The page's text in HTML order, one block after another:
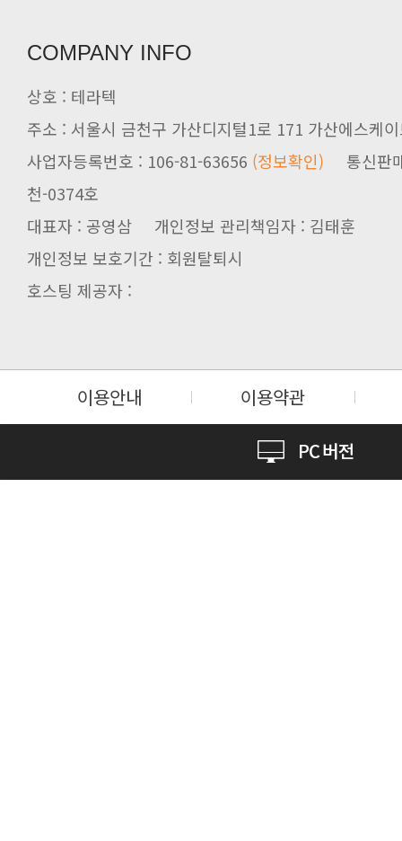
COMPANY INFO
상호 : 테라텍
주소 : 서울시 금천구 가산디지털1로 171 가산에스케
사업자등록번호 : 106-81-63656 (정보확인)
천-0374호
대표자 : 공영삼 개인정보 관리책임자 : 김태훈
개인정보 보호기간 : 회원탈퇴시
호스팅 제공자 :
이용안내 이용약관